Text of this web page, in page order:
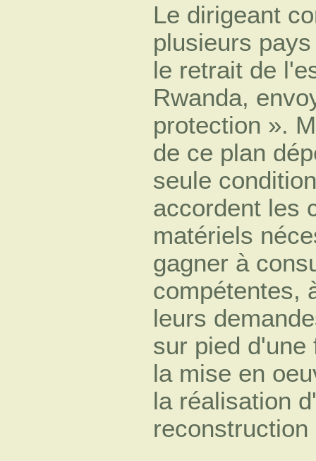
Le dirigeant
plusieurs
le retrait de
Rwanda,
protection ».
de ce plan
seule
accordent les
matériels
gagner à
compétentes,
leurs
sur pied d'une
la mise en
la réalisation